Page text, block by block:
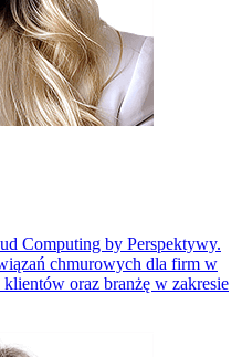
Computing by Perspektywy.
chmurowych dla firm w
oraz branżę w zakresie